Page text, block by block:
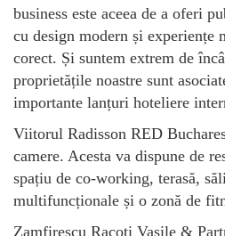
business este aceea de a oferi
cu design modern și experiențe
corect. Și suntem extrem de
proprietățile noastre sunt
importante lanțuri hoteliere
Viitorul Radisson RED
camere. Acesta va dispune de
spațiu de co-working, terasă,
multifuncționale și o zonă de
Zamfirescu Racoți Vasile &